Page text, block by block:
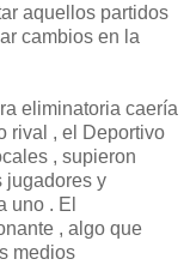
aquellos partidos
cambios en la
eliminatoria caería
rival , el Deportivo
, supieron
jugadores y
uno . El
, algo que
medios